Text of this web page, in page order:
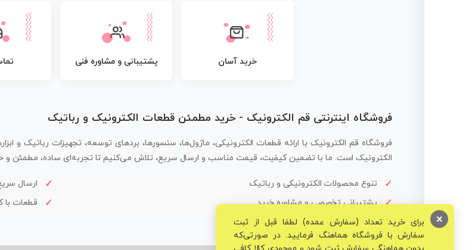
خرید آسان پشتیبانی و مشاوره فنی
فروشگاه اینترنتی قم الکترونیک - خرید مطمئن قطعات الکترونیک و رباتیک
فروشگاه قم الکترونیک با ارائه قطعات الکترونیکی، ماژول‌ها، سنسورها، بردهای توسعه، تجهیزات رباتیک و
الکترونیک است. ما با تضمین کیفیت، قیمت مناسب و ارسال سریع، تلاش می‌کنیم تا تجربه‌ای ساده، مطمئن و
تنوع محصولات الکترونیکی و رباتیک
ارسال
پشتیبانی تخصصی و مشاوره خرید
قطعات
برای خرید تعداد (سفارش عمده) لطفا قبل از ثبت
سفارش با فروشگاه هماهنگ فرمایید. در صورتی‌که
×